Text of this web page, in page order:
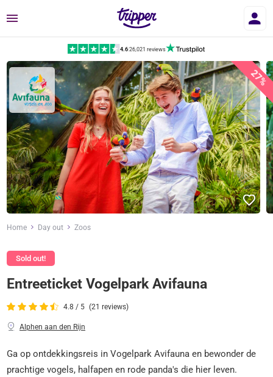
Menu
4.6|26,021 reviews
27%
Home Day out Zoos
Sold out!
Entreeticket Vogelpark Avifauna
4.8 / 5 (21 reviews)
Alphen aan den Rijn
Ga op ontdekkingsreis in Vogelpark Avifauna en bewonder de
prachtige vogels, halfapen en rode panda's die hier leven.